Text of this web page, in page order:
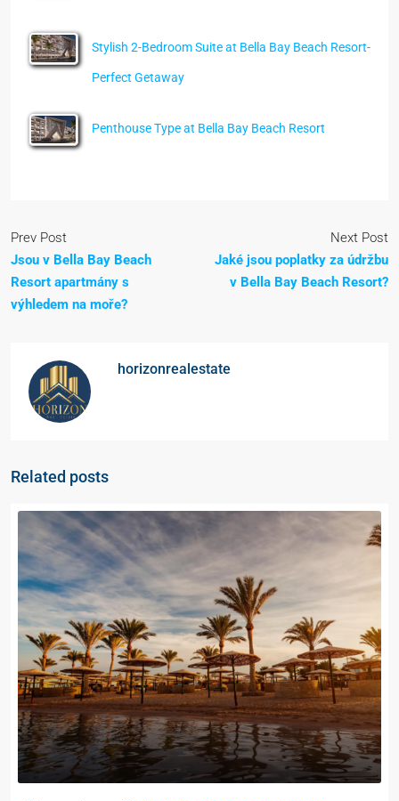
Stylish 2-Bedroom Suite at Bella Bay Beach Resort-
Perfect Getaway
Penthouse Type at Bella Bay Beach Resort
Prev Post
Jsou v Bella Bay Beach
Resort apartmány s
výhledem na moře?
Next Post
Jaké jsou poplatky za údržbu
v Bella Bay Beach Resort?
horizonrealestate
Related posts